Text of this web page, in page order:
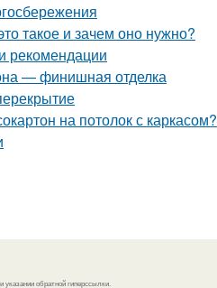
такое и зачем оно нужно?
рекомендации
— финишная отделка
на потолок с каркасом?
указании обратной гиперссылки.